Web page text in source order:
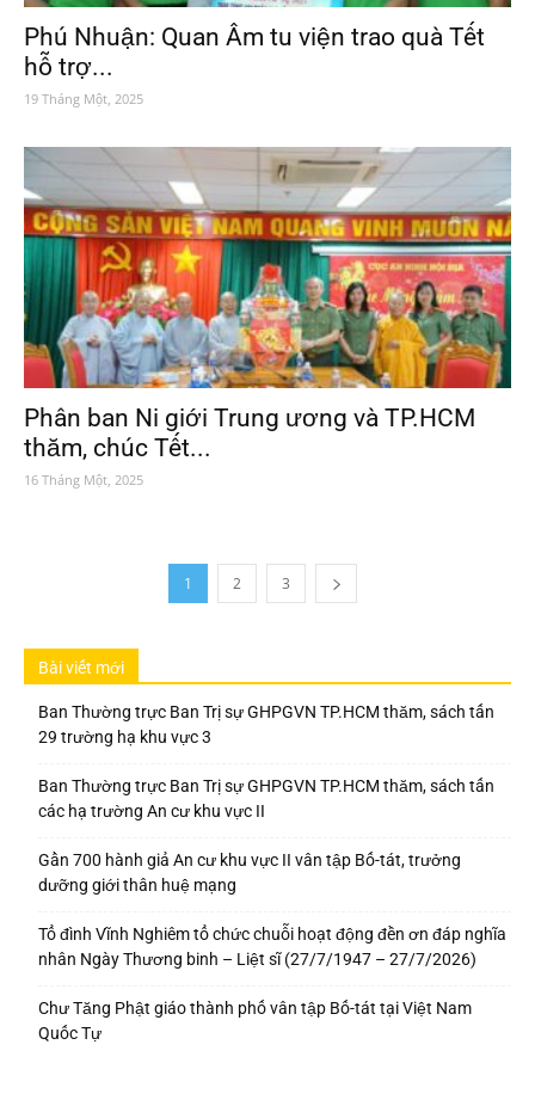
Phú Nhuận: Quan Âm tu viện trao quà Tết
hỗ trợ...
19 Tháng Một, 2025
Phân ban Ni giới Trung ương và TP.HCM
thăm, chúc Tết...
16 Tháng Một, 2025
1 2 3
Bài viết mới
Ban Thường trực Ban Trị sự GHPGVN TP.HCM thăm, sách tấn
29 trường hạ khu vực 3
Ban Thường trực Ban Trị sự GHPGVN TP.HCM thăm, sách tấn
các hạ trường An cư khu vực II
Gần 700 hành giả An cư khu vực II vân tập Bố-tát, trưởng
dưỡng giới thân huệ mạng
Tổ đình Vĩnh Nghiêm tổ chức chuỗi hoạt động đền ơn đáp nghĩa
nhân Ngày Thương binh – Liệt sĩ (27/7/1947 – 27/7/2026)
Chư Tăng Phật giáo thành phố vân tập Bố-tát tại Việt Nam
Quốc Tự